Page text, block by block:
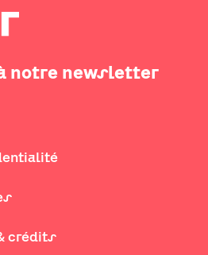
notre newsletter
crédits